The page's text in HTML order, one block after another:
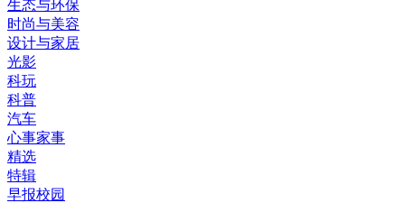
生态与环保
时尚与美容
设计与家居
光影
科玩
科普
汽车
心事家事
精选
特辑
早报校园